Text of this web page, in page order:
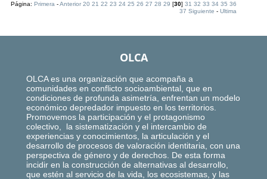
Página:Primera -Anterior 20 21 22 23 24 25 26 27 28 29 [30]31 32 33 34 35 36
37 Siguiente -Ultima
OLCA
OLCA es una organización que acompaña a
comunidades en conflicto socioambiental, que en
condiciones de profunda asimetría, enfrentan un modelo
económico depredador impuesto en los territorios.
Promovemos la participación y el protagonismo
colectivo, la sistematización y el intercambio de
experiencias y conocimientos, la articulación y el
desarrollo de procesos de valoración identitaria, con una
perspectiva de género y de derechos. De esta forma
incidir en la construcción de alternativas al desarrollo,
que estén al servicio de la vida, los ecosistemas, y las